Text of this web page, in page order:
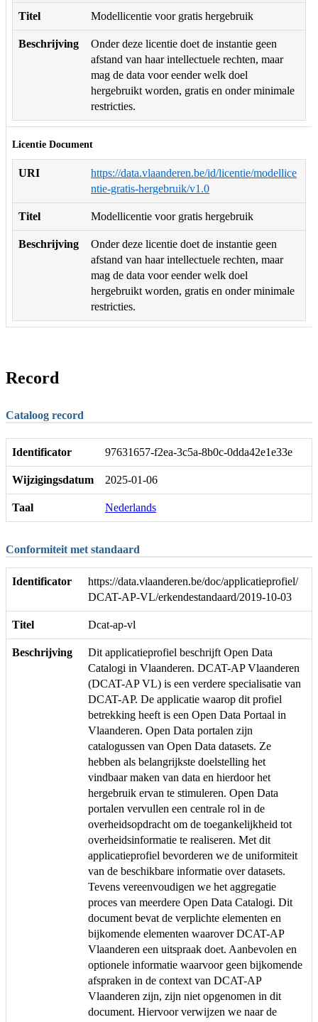
Titel Modellicentie voor gratis hergebruik
Beschrijving
Onder deze licentie doet de instantie geen
afstand van haar intellectuele rechten, maar
mag de data voor eender welk doel
hergebruikt worden, gratis en onder minimale
restricties.
Licentie Document
URI
https://data.vlaanderen.be/id/licentie/modellice
ntie-gratis-hergebruik/v1.0
Titel Modellicentie voor gratis hergebruik
Beschrijving
Onder deze licentie doet de instantie geen
afstand van haar intellectuele rechten, maar
mag de data voor eender welk doel
hergebruikt worden, gratis en onder minimale
restricties.
Record
Cataloog record
Identificator 97631657-f2ea-3c5a-8b0c-0dda42e1e33e
Wijzigingsdatum 2025-01-06
Taal Nederlands
Conformiteit met standaard
Identificator
https://data.vlaanderen.be/doc/applicatieprofiel/
DCAT-AP-VL/erkendestandaard/2019-10-03
Titel Dcat-ap-vl
Beschrijving
Dit applicatieprofiel beschrijft Open Data
Catalogi in Vlaanderen. DCAT-AP Vlaanderen
(DCAT-AP VL) is een verdere specialisatie van
DCAT-AP. De applicatie waarop dit profiel
betrekking heeft is een Open Data Portaal in
Vlaanderen. Open Data portalen zijn
catalogussen van Open Data datasets. Ze
hebben als belangrijkste doelstelling het
vindbaar maken van data en hierdoor het
hergebruik ervan te stimuleren. Open Data
portalen vervullen een centrale rol in de
overheidsopdracht om de toegankelijkheid tot
overheidsinformatie te realiseren. Met dit
applicatieprofiel bevorderen we de uniformiteit
van de beschikbare informatie over datasets.
Tevens vereenvoudigen we het aggregatie
proces van meerdere Open Data Catalogi. Dit
document bevat de verplichte elementen en
bijkomende elementen waarover DCAT-AP
Vlaanderen een uitspraak doet. Aanbevolen en
optionele informatie waarvoor geen bijkomende
afspraken in de context van DCAT-AP
Vlaanderen zijn, zijn niet opgenomen in dit
document. Hiervoor verwijzen we naar de